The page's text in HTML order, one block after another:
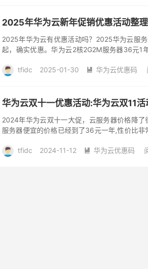
2025年华为云新年促销优惠活动整
2025年华为云有优惠活动吗？2025华为云服
起，确实优惠。华为云2核2G2M服务器36元1
tfidc 2025-01-30  华为云优惠码
华为云双十一优惠活动:华为云双11
2024年华为云双十一大促，云服务器价格降
服务器便宜的价格已经到了36元一年,性价比
tfidc 2024-11-12  华为云优惠码